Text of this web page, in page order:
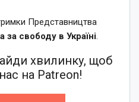
Представництва
свободу в Україні.
хвилинку, щоб
на Patreon!